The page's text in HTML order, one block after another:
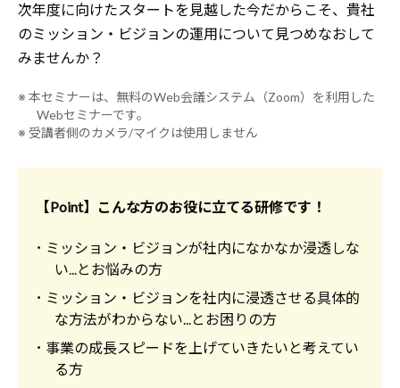
次年度に向けたスタートを見越した今だからこそ、貴社
のミッション・ビジョンの運用について見つめなおして
みませんか？
※ 本セミナーは、無料のWeb会議システム（Zoom）を利用した
Webセミナーです。
※ 受講者側のカメラ/マイクは使用しません
【Point】こんな方のお役に立てる研修です！
･ ミッション・ビジョンが社内になかなか浸透しな
い...とお悩みの方
･ ミッション・ビジョンを社内に浸透させる具体的
な方法がわからない...とお困りの方
･ 事業の成長スピードを上げていきたいと考えてい
る方